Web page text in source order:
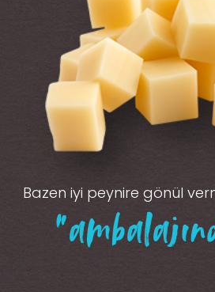
Bazen iyi peynire gönül